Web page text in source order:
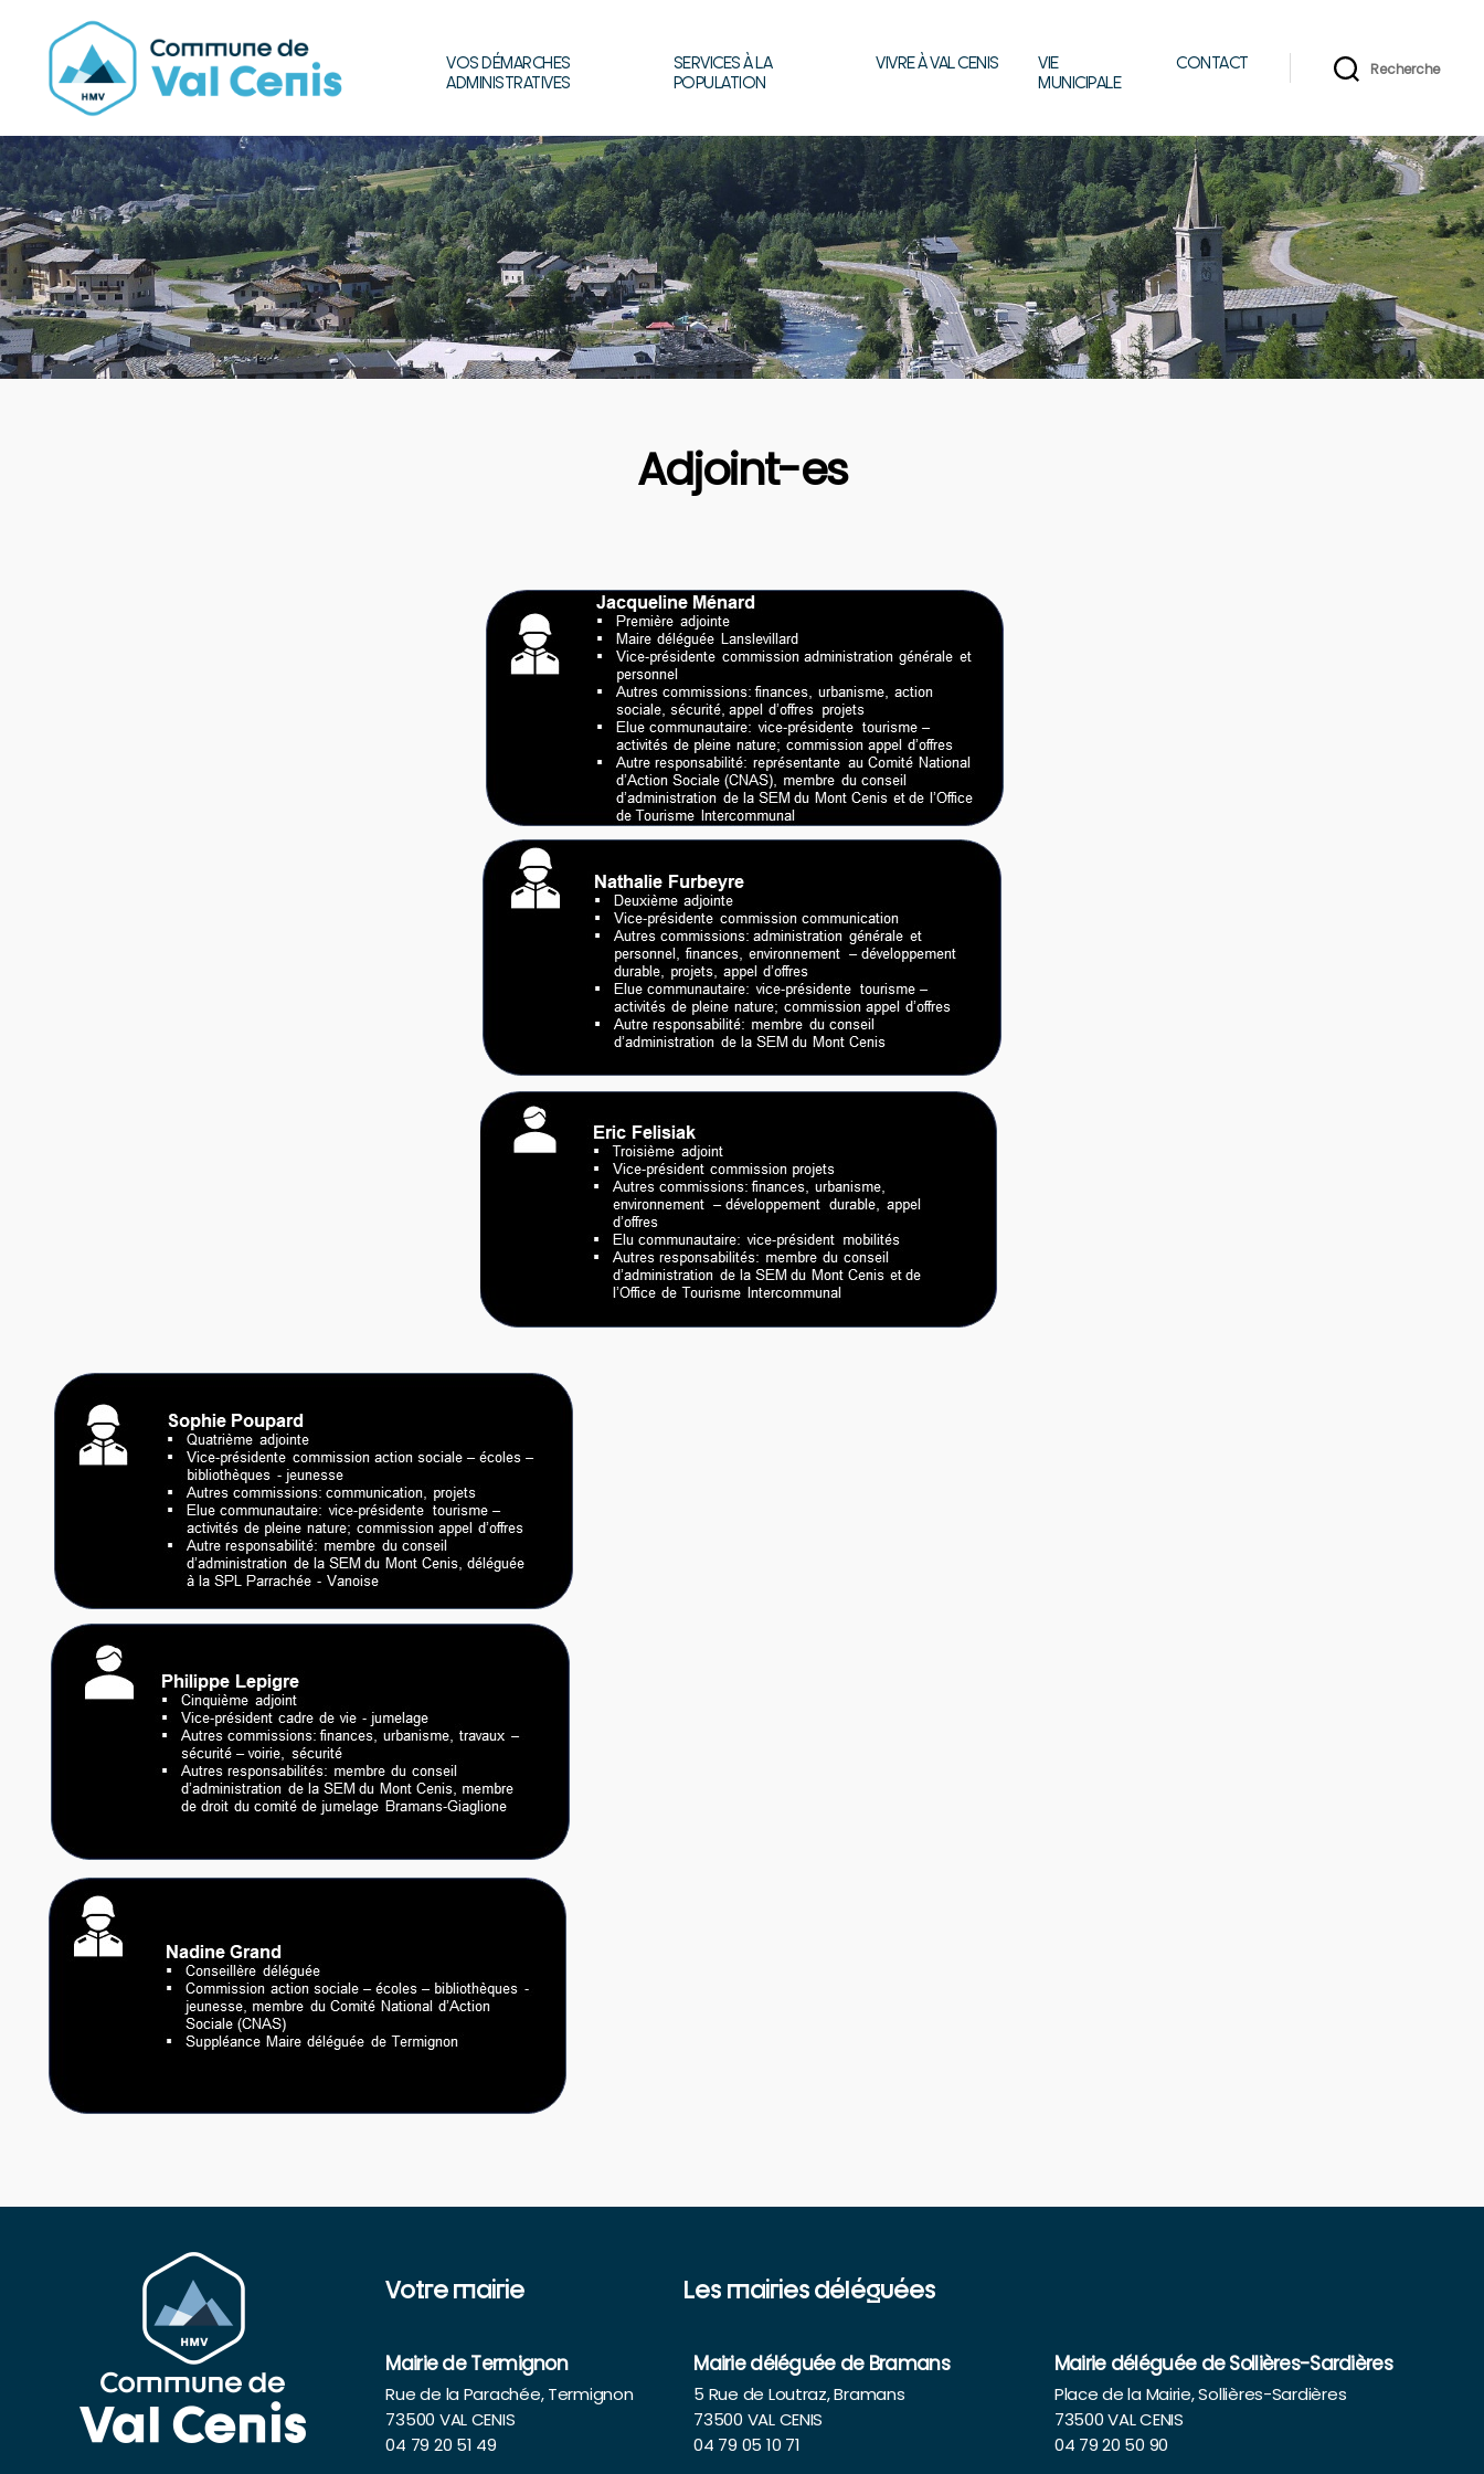
de
Val
Cenis
VOS DÉMARCHES
ADMINISTRATIVES
SERVICES À LA
POPULATION
VIVRE À VAL CENIS
VIE
MUNICIPALE
CONTACT Recherche
Adjoint-es
Votre mairie
Mairie de Termignon
Rue de la Parachée, Termignon
73500 VAL CENIS
04 79 20 51 49
Les mairies déléguées
Mairie déléguée de Bramans
5 Rue de Loutraz, Bramans
73500 VAL CENIS
04 79 05 10 71
Mairie déléguée de Sollières-Sardières
Place de la Mairie, Sollières-Sardières
73500 VAL CENIS
04 79 20 50 90